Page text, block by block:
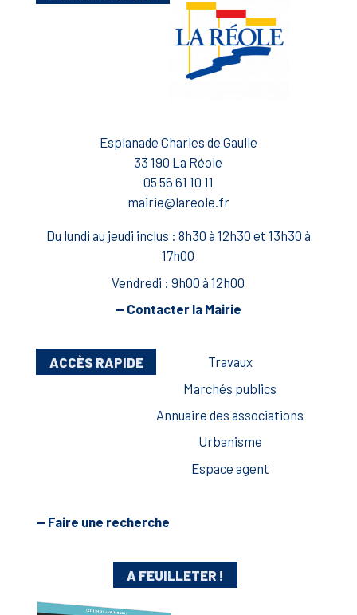
Esplanade Charles de Gaulle
33 190 La Réole
05 56 61 10 11
mairie@lareole.fr
Du lundi au jeudi inclus : 8h30 à 12h30 et 13h30 à
17h00
Vendredi : 9h00 à 12h00
— Contacter la Mairie
ACCÈS RAPIDE
Travaux
Marchés publics
Annuaire des associations
Urbanisme
Espace agent
— Faire une recherche
A FEUILLETER !